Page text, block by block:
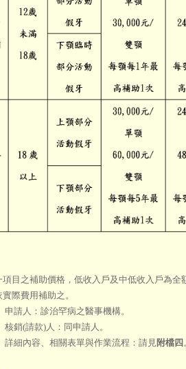
項目之補助價格，低收入戶及中低收入戶為
際費用補助之。
申請人：診治罕病之醫事機構。
核銷(請款)人：同申請人。
詳細內容、相關表單與作業流程：請見附檔四